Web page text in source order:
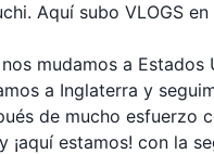
Aquí subo VLOGS
mudamos a
a Inglaterra y
de mucho esfuerzo
estamos! con la